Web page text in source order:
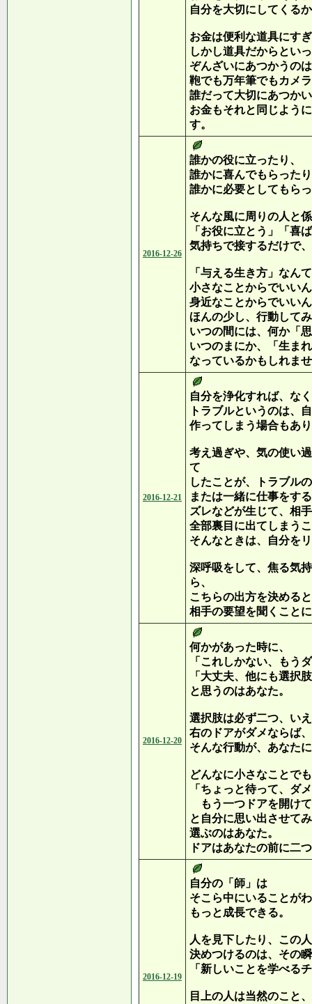
自分を大切にしてくる
お金は便利な道具にす
しかし道具だからとい
ぞんざいにあつかうの
鞄でも万年筆でもカメ
誰だって大切にあつか
お金もそれと同じよう
す。
2016-12-26
誰かの役に立ったり、
誰かに喜んでもらった
誰かに必要としてもら
そんな風に周りの人と
「お役に立とう」「喜
気持ちで接するだけで
「与える生き方」なん
小さなことからでいい
身近なことからでいい
ほんの少し、行動して
いつの間には、何か「
いつのまにか、「生ま
なっているかもしれま
2016-12-21
自分を浄化すれば、な
トラブルというのは、
作ってしまう場合もあ
考え過ぎや、気の使い
て
したことが、トラブル
または一緒に仕事をす
ズレなどが生じて、相
全部裏目に出てしまう
そんなときは、自分を
深呼吸をして、焦る気
ら、
こちらの出方を決める
相手の要望を聞くこと
2016-12-20
何かがあった時に、
「これしかない、もう
「大丈夫、他にも選択
と思うのはあなた。
選択肢は必ず二つ、い
右のドアがダメならば
そんな行動が、あなた
どんなに小さなことで
「ちょっと待って、ダ
もう一つドアを開け
と自分に思い出させて
選ぶのはあなた。
ドアはあなたの前に二
2016-12-19
自分の「師」は
そこら中にいることが
もっと成長できる。
人を見下したり、この
決めつけるのは、その
「新しいことを学べる
目上の人は当然のこと